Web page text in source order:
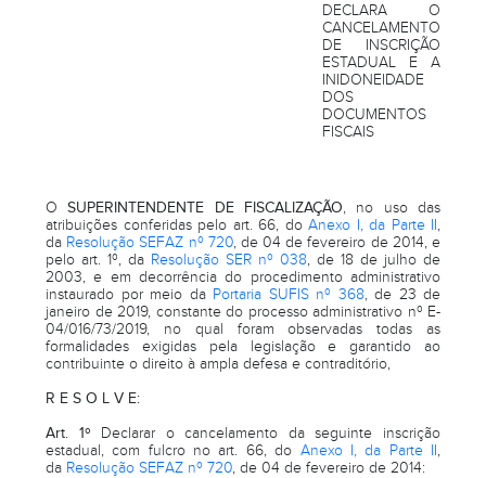
DECLARA O
CANCELAMENTO
DE INSCRIÇÃO
ESTADUAL E A
INIDONEIDADE
DOS
DOCUMENTOS
FISCAIS
OSUPERINTENDENTE DE FISCALIZAÇÃO, no uso das
atribuições conferidas pelo art. 66, do Anexo I, da Parte II,
da Resolução SEFAZ nº 720, de 04 de fevereiro de 2014, e
pelo art. 1º, da Resolução SER nº 038, de 18 de julho de
2003, e em decorrência do procedimento administrativo
instaurado por meio da Portaria SUFIS nº 368, de 23 de
janeiro de 2019, constante do processo administrativo nº E-
04/016/73/2019, no qual foram observadas todas as
formalidades exigidas pela legislação e garantido ao
contribuinte o direito à ampla defesa e contraditório,
R E S O L V E:
Art. 1º Declarar o cancelamento da seguinte inscrição
estadual, com fulcro no art. 66, do Anexo I, da Parte II,
da Resolução SEFAZ nº 720, de 04 de fevereiro de 2014: